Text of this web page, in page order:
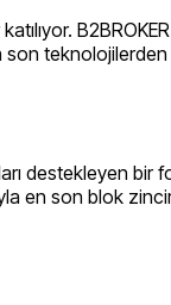
destekleyen
en son blok